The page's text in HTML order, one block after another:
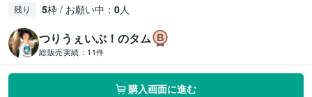
残り 5枠 / お願い中： 0人
つりうぇいぶ！のタム
総販売実績： 11件
購入画面に進む